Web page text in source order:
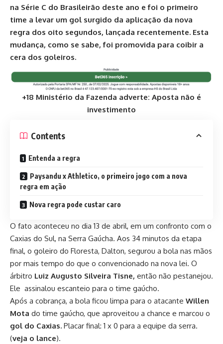
na Série C do Brasileirão deste ano e foi o primeiro
time a levar um gol surgido da aplicação da nova
regra dos oito segundos, lançada recentemente. Esta
mudança, como se sabe, foi promovida para coibir a
cera dos goleiros.
+18 Ministério da Fazenda adverte: Aposta não é
investimento
Contents
Entenda a regra
Paysandu x Athletico, o primeiro jogo com a nova
regra em ação
Nova regra pode custar caro
O fato aconteceu no dia 13 de abril, em um confronto com o
Caxias do Sul, na Serra Gaúcha. Aos 34 minutos da etapa
final, o goleiro do Floresta, Dalton, segurou a bola nas mãos
por mais tempo do que o convencionado na nova lei. O
árbitro Luiz Augusto Silveira Tisne, então não pestanejou.
Ele assinalou escanteio para o time gaúcho.
Após a cobrança, a bola ficou limpa para o atacante Willen
Mota do time gaúcho, que aproveitou a chance e marcou o
gol do Caxias. Placar final: 1 x 0 para a equipe da serra.
(veja o lance).